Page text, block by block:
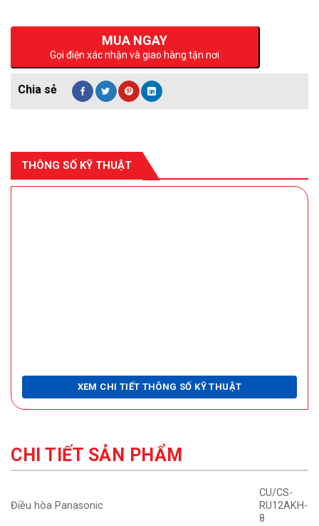
MUA NGAY
Gọi điện xác nhận và giao hàng tận nơi
THÔNG SỐ KỸ THUẬT
XEM CHI TIẾT THÔNG SỐ KỸ THUẬT
CHI TIẾT SẢN PHẨM
Điều hòa Panasonic
CU/CS-
RU12AKH-
8